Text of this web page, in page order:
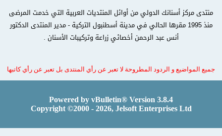
منتدى مركز أسنانك الدولي من أوائل المنتديات العربية التي خدمت المرضى
منذ 1995 مقرها الحالي في مدينة أسطنبول التركية - مدير المنتدى الدكتور
أنس عبد الرحمن أخصائي زراعة وتركيبات الأسنان .
جميع المواضيع و الردود المطروحة لا تعبر عن رأي المنتدى بل تعبر عن رأي كاتبها
Powered by vBulletin® Version 3.8.4
Copyright ©2000 - 2026, Jelsoft Enterprises Ltd